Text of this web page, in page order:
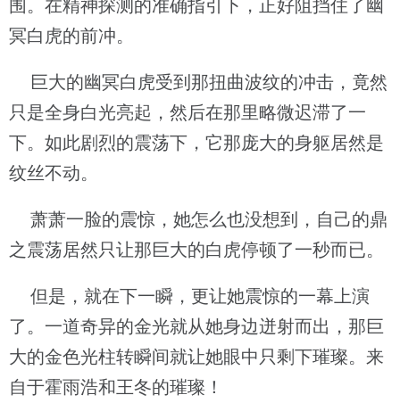
围。在精神探测的准确指引下，正好阻挡住了幽
冥白虎的前冲。
巨大的幽冥白虎受到那扭曲波纹的冲击，竟然
只是全身白光亮起，然后在那里略微迟滞了一
下。如此剧烈的震荡下，它那庞大的身躯居然是
纹丝不动。
萧萧一脸的震惊，她怎么也没想到，自己的鼎
之震荡居然只让那巨大的白虎停顿了一秒而已。
但是，就在下一瞬，更让她震惊的一幕上演
了。一道奇异的金光就从她身边迸射而出，那巨
大的金色光柱转瞬间就让她眼中只剩下璀璨。来
自于霍雨浩和王冬的璀璨！